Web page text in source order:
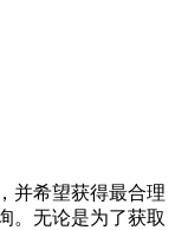
并希望获得最合理
。无论是为了获取